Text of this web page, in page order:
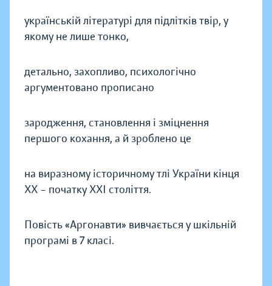
українській літературі для підлітків твір, у
якому не лише тонко,
детально, захопливо, психологічно
аргументовано прописано
зародження, становлення і зміцнення
першого кохання, а й зроблено це
на виразному історичному тлі України кінця
ХХ – початку ХХI століття.
Повість «Аргонавти» вивчається у шкільній
програмі в 7 класі.